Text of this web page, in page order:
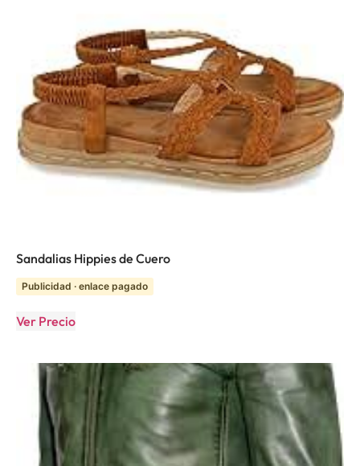
Sandalias Hippies de Cuero
Publicidad · enlace pagado
Ver Precio